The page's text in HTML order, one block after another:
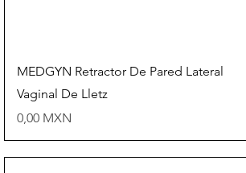
Vista rápida
MEDGYN Retractor De Pared Lateral
Vaginal De Lletz
Precio
0,00 MXN